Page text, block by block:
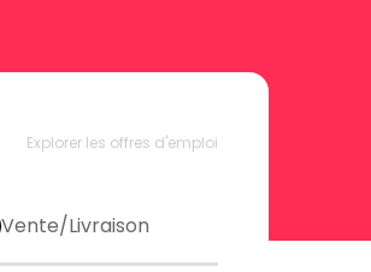
Explorer les offres d'emploi
Vente/Livraison